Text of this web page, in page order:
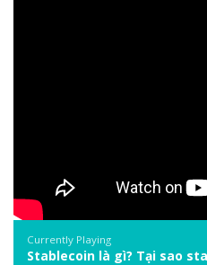
Currently Playing